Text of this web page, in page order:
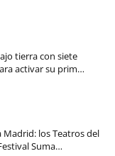
tierra con siete
activar su prim…
los Teatros del
Suma…